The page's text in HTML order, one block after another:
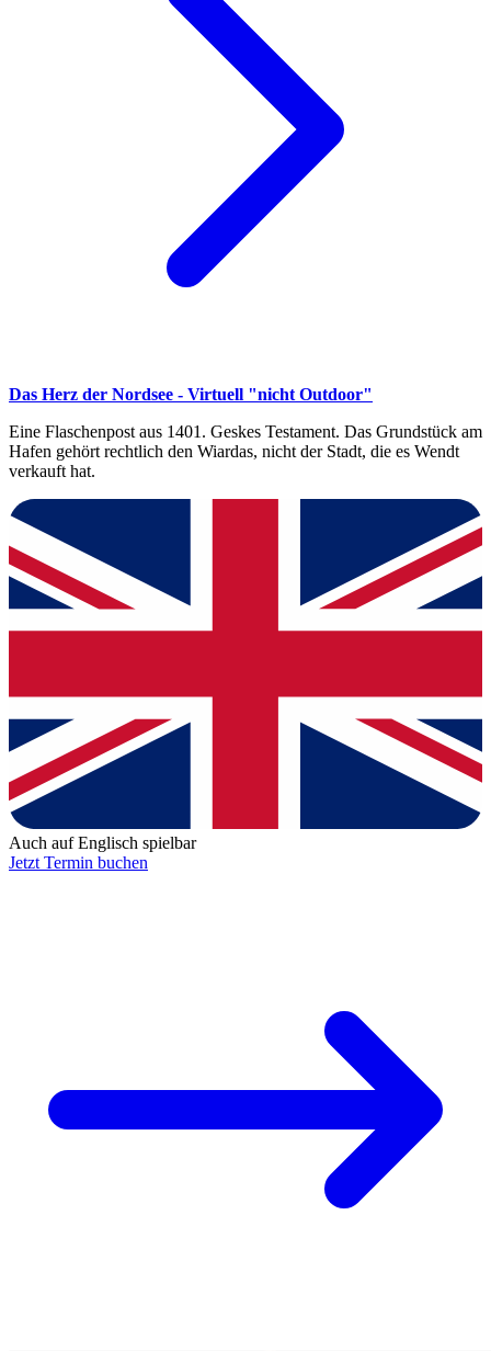
Das Herz der Nordsee - Virtuell "nicht Outdoor"
Eine Flaschenpost aus 1401. Geskes Testament. Das Grundstück am
Hafen gehört rechtlich den Wiardas, nicht der Stadt, die es Wendt
verkauft hat.
Auch auf Englisch spielbar
Jetzt Termin buchen